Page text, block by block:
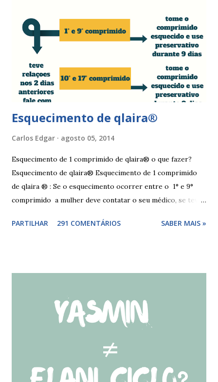
sexuais durante 4 dias, aplicar pomada pastosa de vitamina
A e óxido de zinco, fazer a higiene intima duas vezes ao dia
com sabonete de pH neutro e quando retomar as relações
sexuais deverá garantir que a ferida está cicatrizada e que
está lubrificada, se necessário usar um lubrific...
Esquecimento de qlaira®
Carlos Edgar agosto 05, 2014
Esquecimento de 1 comprimido de qlaira® o que fazer?
Esquecimento de qlaira® Esquecimento de 1 comprimido
de qlaira ® : Se o esquecimento ocorrer entre o 1° e 9°
comprimido a mulher deve contatar o seu médico, se teve
comprimido(s) esquecidos, continuar a tomar os restantes
Se o esquecimento ocorrer entre o 18° e o 24°
comprimido a mulher deve iniciar nova cartela ou carteira
esquecimento ocorrer entre o 25° e o 26° comprimido a
tomando os restantes. Se...
PARTILHAR 291 COMENTÁRIOS SABER MAIS »